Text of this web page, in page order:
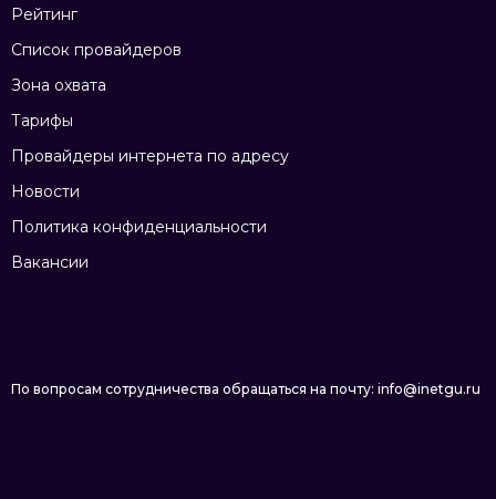
Рейтинг
Список провайдеров
Зона охвата
Тарифы
Провайдеры интернета по адресу
Новости
Политика конфиденциальности
Вакансии
По вопросам сотрудничества обращаться на почту: info@inetgu.ru